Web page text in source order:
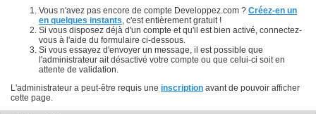
Vous n'avez pas encore de compte Developpez.com ? Créez-en un
en quelques instants , c'est entièrement gratuit !
Si vous disposez déjà d'un compte et qu'il est bien activé, connectez-
vous à l'aide du formulaire ci-dessous.
Si vous essayez d'envoyer un message, il est possible que
l'administrateur ait désactivé votre compte ou que celui-ci soit en
attente de validation.
L'administrateur a peut-être requis une inscription avant de pouvoir afficher
cette page.